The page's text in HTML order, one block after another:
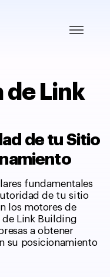
de Link
de tu Sitio
fundamentales
de tu sitio
los motores de
de Link Building
a obtener
su posicionamiento